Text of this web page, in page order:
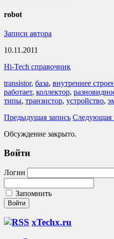
robot
Записи автора
10.11.2011
Hi-Tech справочник
transistor, база, внутреннее
работает, коллектор,
типы, транзистор, устройство,
Предыдущая запись Следующая
Обсуждение закрыто.
Войти
Логин
Запомнить
xTechx.ru